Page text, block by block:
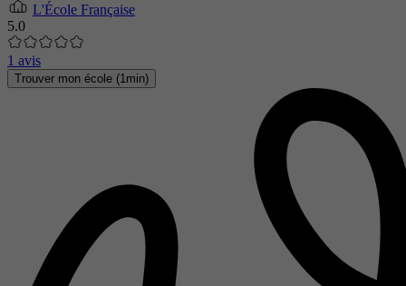
L'École Française
5.0
1 avis
Trouver mon école (1min)